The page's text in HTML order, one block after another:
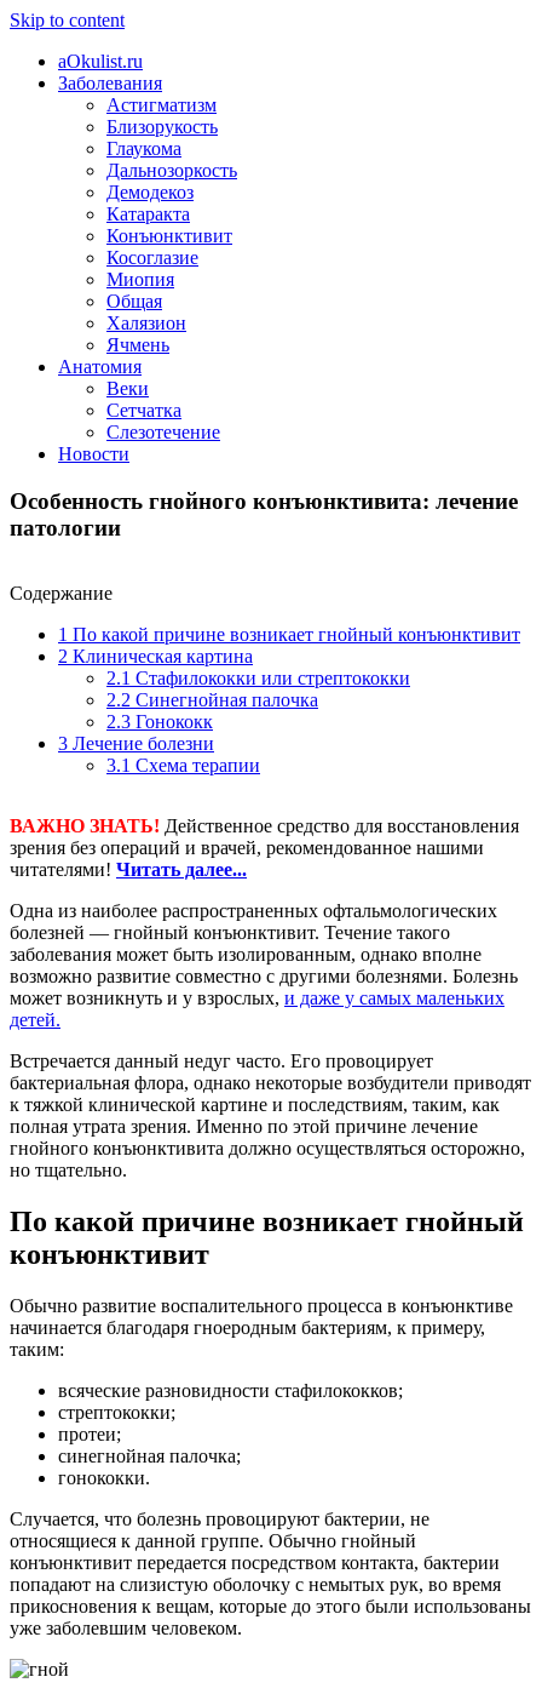
Skip to content
aOkulist.ru
Заболевания
Астигматизм
Близорукость
Глаукома
Дальнозоркость
Демодекоз
Катаракта
Конъюнктивит
Косоглазие
Миопия
Общая
Халязион
Ячмень
Анатомия
Веки
Сетчатка
Слезотечение
Новости
Особенность гнойного конъюнктивита: лечение
патологии
Содержание
1 По какой причине возникает гнойный конъюнктивит
2 Клиническая картина
2.1 Стафилококки или стрептококки
2.2 Синегнойная палочка
2.3 Гонококк
3 Лечение болезни
3.1 Схема терапии
ВАЖНО ЗНАТЬ! Действенное средство для восстановления
зрения без операций и врачей, рекомендованное нашими
читателями! Читать далее...
Одна из наиболее распространенных офтальмологических
болезней — гнойный конъюнктивит. Течение такого
заболевания может быть изолированным, однако вполне
возможно развитие совместно с другими болезнями. Болезнь
может возникнуть и у взрослых, и даже у самых маленьких
детей.
Встречается данный недуг часто. Его провоцирует
бактериальная флора, однако некоторые возбудители приводят
к тяжкой клинической картине и последствиям, таким, как
полная утрата зрения. Именно по этой причине лечение
гнойного конъюнктивита должно осуществляться осторожно,
но тщательно.
По какой причине возникает гнойный
конъюнктивит
Обычно развитие воспалительного процесса в конъюнктиве
начинается благодаря гноеродным бактериям, к примеру,
таким:
всяческие разновидности стафилококков;
стрептококки;
протеи;
синегнойная палочка;
гонококки.
Случается, что болезнь провоцируют бактерии, не
относящиеся к данной группе. Обычно гнойный
конъюнктивит передается посредством контакта, бактерии
попадают на слизистую оболочку с немытых рук, во время
прикосновения к вещам, которые до этого были использованы
уже заболевшим человеком.